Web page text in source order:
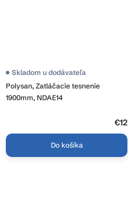
Polysan, Zatláčacie tesnenie
1900mm, NDAE14
Skladom u dodávateľa
€12
Do košíka